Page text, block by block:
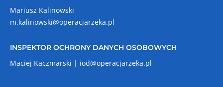
Mariusz Kalinowski
m.kalinowski@operacjarzeka.pl
INSPEKTOR OCHRONY DANYCH OSOBOWYCH
Maciej Kaczmarski | iod@operacjarzeka.pl